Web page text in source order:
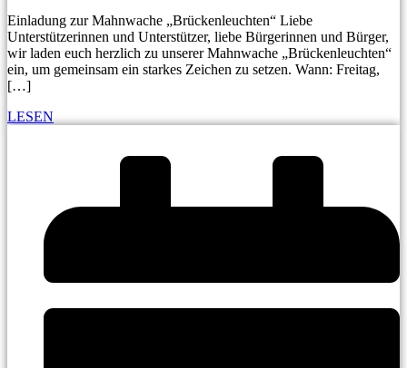
Einladung zur Mahnwache „Brückenleuchten“ Liebe
Unterstützerinnen und Unterstützer, liebe Bürgerinnen und Bürger,
wir laden euch herzlich zu unserer Mahnwache „Brückenleuchten“
ein, um gemeinsam ein starkes Zeichen zu setzen. Wann: Freitag,
[…]
LESEN